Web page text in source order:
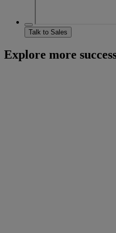
Talk to Sales
Explore more